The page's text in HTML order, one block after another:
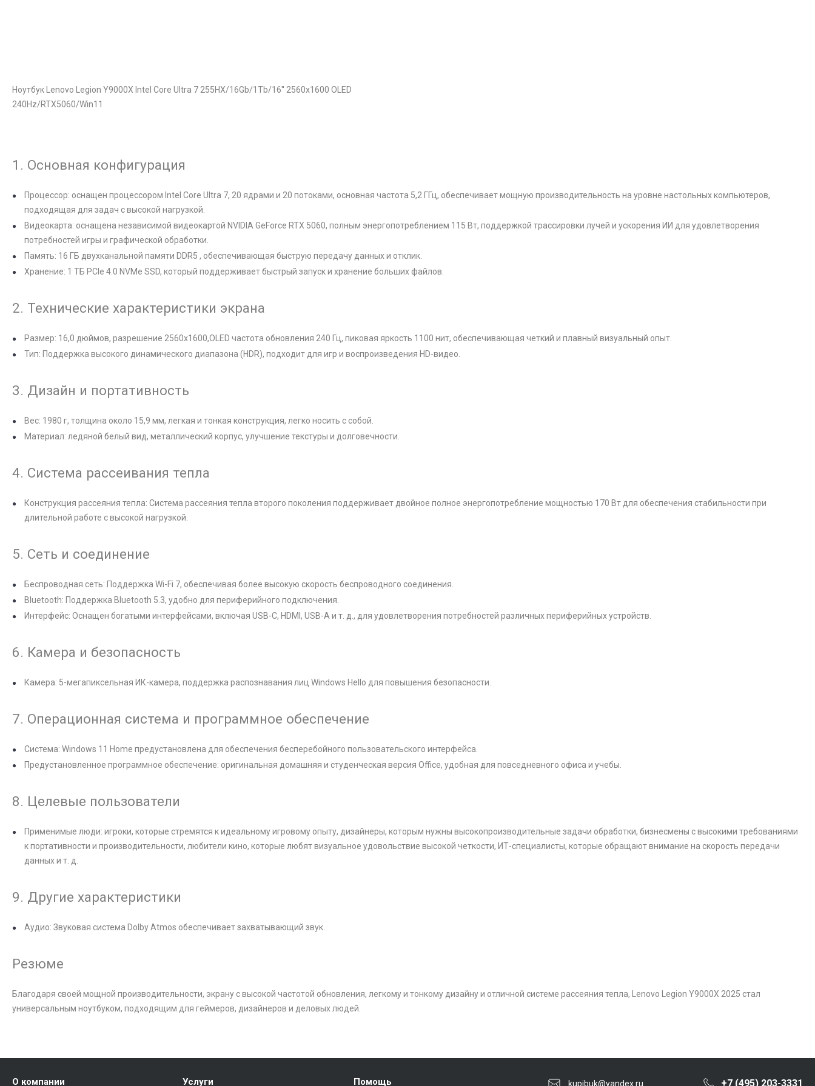
Ноутбук Lenovo Legion Y9000X Intel Core Ultra 7 255HX/16Gb/1Tb/16'' 2560x1600 OLED
240Hz/RTX5060/Win11
1. Основная конфигурация
Процессор: оснащен процессором Intel Core Ultra 7, 20 ядрами и 20 потоками, основная частота 5,2 ГГц, обеспечивает мощную производительность на уровне настольных компьютеров,
подходящая для задач с высокой нагрузкой.
Видеокарта: оснащена независимой видеокартой NVIDIA GeForce RTX 5060, полным энергопотреблением 115 Вт, поддержкой трассировки лучей и ускорения ИИ для удовлетворения
потребностей игры и графической обработки.
Память: 16 ГБ двухканальной памяти DDR5 , обеспечивающая быструю передачу данных и отклик.
Хранение: 1 ТБ PCIe 4.0 NVMe SSD, который поддерживает быстрый запуск и хранение больших файлов.
2. Технические характеристики экрана
Размер: 16,0 дюймов, разрешение 2560x1600,OLED частота обновления 240 Гц, пиковая яркость 1100 нит, обеспечивающая четкий и плавный визуальный опыт.
Тип: Поддержка высокого динамического диапазона (HDR), подходит для игр и воспроизведения HD-видео.
3. Дизайн и портативность
Вес: 1980 г, толщина около 15,9 мм, легкая и тонкая конструкция, легко носить с собой.
Материал: ледяной белый вид, металлический корпус, улучшение текстуры и долговечности.
4. Система рассеивания тепла
Конструкция рассеяния тепла: Система рассеяния тепла второго поколения поддерживает двойное полное энергопотребление мощностью 170 Вт для обеспечения стабильности при
длительной работе с высокой нагрузкой.
5. Сеть и соединение
Беспроводная сеть: Поддержка Wi-Fi 7, обеспечивая более высокую скорость беспроводного соединения.
Bluetooth: Поддержка Bluetooth 5.3, удобно для периферийного подключения.
Интерфейс: Оснащен богатыми интерфейсами, включая USB-C, HDMI, USB-A и т. д., для удовлетворения потребностей различных периферийных устройств.
6. Камера и безопасность
Камера: 5-мегапиксельная ИК-камера, поддержка распознавания лиц Windows Hello для повышения безопасности.
7. Операционная система и программное обеспечение
Система: Windows 11 Home предустановлена для обеспечения бесперебойного пользовательского интерфейса.
Предустановленное программное обеспечение: оригинальная домашняя и студенческая версия Office, удобная для повседневного офиса и учебы.
8. Целевые пользователи
Применимые люди: игроки, которые стремятся к идеальному игровому опыту, дизайнеры, которым нужны высокопроизводительные задачи обработки, бизнесмены с высокими требованиями
к портативности и производительности, любители кино, которые любят визуальное удовольствие высокой четкости, ИТ-специалисты, которые обращают внимание на скорость передачи
данных и т. д.
9. Другие характеристики
Аудио: Звуковая система Dolby Atmos обеспечивает захватывающий звук.
Резюме
Благодаря своей мощной производительности, экрану с высокой частотой обновления, легкому и тонкому дизайну и отличной системе рассеяния тепла, Lenovo Legion Y9000X 2025 стал
универсальным ноутбуком, подходящим для геймеров, дизайнеров и деловых людей.
О компании Услуги Помощь kupibuk@yandex.ru +7 (495) 203-3331